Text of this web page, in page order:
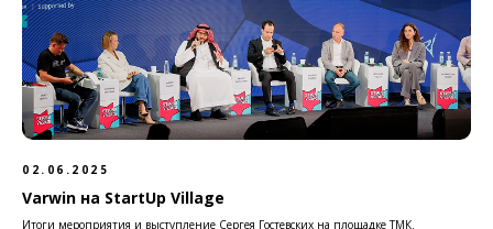
02.06.2025
Varwin на StartUp Village
Итоги мероприятия и выступление Сергея Гостевских на площадке ТМК.